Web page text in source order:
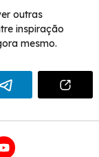
outras
inspiração
mesmo.